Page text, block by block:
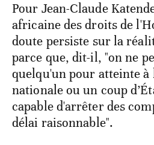
Pour Jean-Claude
africaine des droits de
doute persiste sur la
parce que, dit-il, "on ne
quelqu'un pour atteinte à
nationale ou un coup
capable d'arrêter des
délai raisonnable".